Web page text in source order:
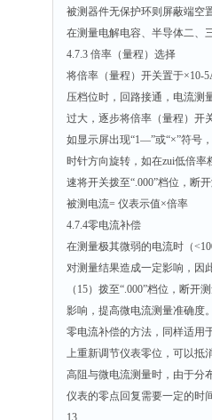
被测器件无保护环则屏蔽端空
在测量电解电容、半导体二、
4.7.3 倍率（量程）选择
将倍率（量程）开关置于×10-
压档位时，回路接通，电流测
过大，逐步将倍率（量程）开
如显示屏出现“1—”或“×”符号
时针方向旋转，如在zui低倍
速将开关拨至“.000”档位，断
被测电流= 仪表示值×倍率
4.7.4零电流补偿
在测量极其微弱的电流时（
对测量结果造成一定影响，因
（15）拨至“.000”档位，断
影响，提高微电流测量准确度
零电流补偿的方法，同样适用
上重新调节仪表零位，可以抵
高阻与微电流测量时，由于分
仪表的零点回复需要一定的时
13